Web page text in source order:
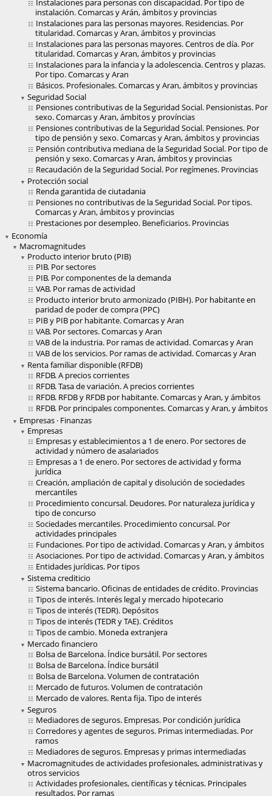
Instalaciones para personas con discapacidad. Por tipo de
instalación. Comarcas y Arán, ámbitos y provincias
Instalaciones para las personas mayores. Residencias. Por
titularidad. Comarcas y Aran, ámbitos y provincias
Instalaciones para las personas mayores. Centros de día. Por
titularidad. Comarcas y Aran, ámbitos y provincias
Instalaciones para la infancia y la adolescencia. Centros y plazas.
Por tipo. Comarcas y Aran
Básicos. Profesionales. Comarcas y Aran, ámbitos y provincias
Seguridad Social
Pensiones contributivas de la Seguridad Social. Pensionistas. Por
sexo. Comarcas y Aran, ámbitos y províncias
Pensiones contributivas de la Seguridad Social. Pensiones. Por
tipo de pensión y sexo. Comarcas y Aran, ámbitos y provincias
Pensión contributiva mediana de la Seguridad Social. Por tipo de
pensión y sexo. Comarcas y Aran, ámbitos y provincias
Recaudación de la Seguridad Social. Por regímenes. Provincias
Protección social
Renda garantida de ciutadania
Pensiones no contributivas de la Seguridad Social. Por tipos.
Comarcas y Aran, ámbitos y provincias
Prestaciones por desempleo. Beneficiarios. Provincias
Economía
Macromagnitudes
Producto interior bruto (PIB)
PIB. Por sectores
PIB. Por componentes de la demanda
VAB. Por ramas de actividad
Producto interior bruto armonizado (PIBH). Por habitante en
paridad de poder de compra (PPC)
PIB y PIB por habitante. Comarcas y Aran
VAB. Por sectores. Comarcas y Aran
VAB de la industria. Por ramas de actividad. Comarcas y Aran
VAB de los servicios. Por ramas de actividad. Comarcas y Aran
Renta familiar disponible (RFDB)
RFDB. A precios corrientes
RFDB. Tasa de variación. A precios corrientes
RFDB. RFDB y RFDB por habitante. Comarcas y Aran, y ámbitos
RFDB. Por principales componentes. Comarcas y Aran, y ámbitos
Empresas · Finanzas
Empresas
Empresas y establecimientos a 1 de enero. Por sectores de
actividad y número de asalariados
Empresas a 1 de enero. Por sectores de actividad y forma
jurídica
Creación, ampliación de capital y disolución de sociedades
mercantiles
Procedimiento concursal. Deudores. Por naturaleza jurídica y
tipo de concurso
Sociedades mercantiles. Procedimiento concursal. Por
actividades principales
Fundaciones. Por tipo de actividad. Comarcas y Aran, y ámbitos
Asociaciones. Por tipo de actividad. Comarcas y Aran, y ámbitos
Entidades jurídicas. Por tipos
Sistema crediticio
Sistema bancario. Oficinas de entidades de crédito. Provincias
Tipos de interés. Interés legal y mercado hipotecario
Tipos de interés (TEDR). Depósitos
Tipos de interés (TEDR y TAE). Créditos
Tipos de cambio. Moneda extranjera
Mercado financiero
Bolsa de Barcelona. Índice bursátil. Por sectores
Bolsa de Barcelona. Índice bursátil
Bolsa de Barcelona. Volumen de contratación
Mercado de futuros. Volumen de contratación
Mercado de valores. Renta fija. Tipo de interés
Seguros
Mediadores de seguros. Empresas. Por condición jurídica
Corredores y agentes de seguros. Primas intermediadas. Por
ramos
Mediadores de seguros. Empresas y primas intermediadas
Macromagnitudes de actividades profesionales, administrativas y
otros servicios
Actividades profesionales, científicas y técnicas. Principales
resultados. Por ramas